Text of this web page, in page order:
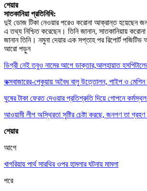
শেয়ার
সাতকানিয়া প্রতিনিধি:
দুই ডোজ টিকা নেওয়ার পরেও করোনা আক্রান্ত হয়েছেন
এ তথ্য নিশ্চিত করেছেন। তিনি জানান, সাতকানিয়ায়
জানান তিনি। নমুনা দেয়ার এক সপ্তাহ পর রিপোর্ট
আরো পড়ুন
ডিগ্রী নেই তবুও নামের আগে ডাক্তার,আলহায়াত
কক্সবাজারের-পেকুয়ায় অবৈধ বালু উত্তোলন, পাইপ ও মেশিন
ঘুষের টাকা ফেরত দেওয়ার প্রতিশ্রুতি দিয়ে গোপনে
আওয়ামী লীগ অস্থিরতা সৃষ্টির চেষ্টা করছে, জনগণ তা
শেয়ার
আগে
খাগরিয়ায় পার্থ সারথির ওপর হামলার ঘটনায় মামলা
পরে